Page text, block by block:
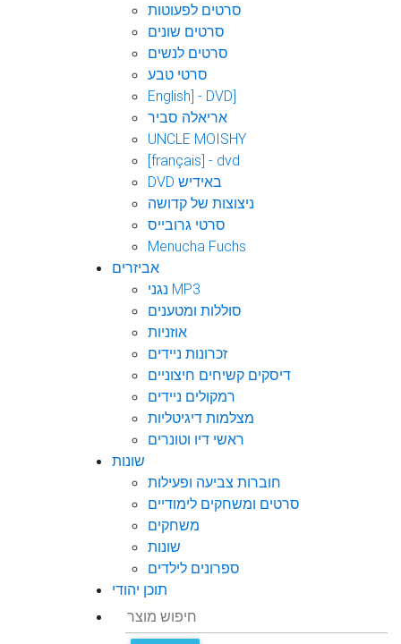
סרטים לפעוטות
סרטים שונים
סרטים לנשים
סרטי טבע
English] - DVD]
אריאלה סביר
UNCLE MOISHY
[français] - dvd
DVD באידיש
ניצוצות של קדושה
סרטי גרובייס
Menucha Fuchs
אביזרים
נגני MP3
סוללות ומטענים
אוזניות
זכרונות ניידים
דיסקים קשיחים חיצוניים
רמקולים ניידים
מצלמות דיגיטליות
ראשי דיו וטונרים
שונות
חוברות צביעה ופעילות
סרטים ומשחקים לימודיים
משחקים
שונות
ספרונים לילדים
תוכן יהודי